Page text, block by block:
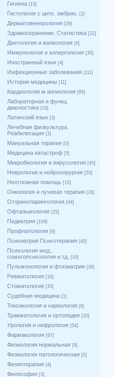
Гигиена [15]
Гистология с цито. эмбрио. [2]
Дерматовенерология [29]
Здравоохранение. Статистика [22]
Диетология и валеология [6]
Иммунология и аллергология [30]
Иностранный язык [4]
Инфекционные заболевания [111]
История медицины [11]
Кардиология м ангиология [86]
Лабораторная и функц.
диагностика [16]
Латинский язык [3]
Лечебная физкультура.
Реабилитация [3]
Мануальная терапия [0]
Медицина катастроф [5]
Микробиология и вирусология [45]
Неврология и нейрохирургия [55]
Неотложная помощь [10]
Онкология и лучевая терапия [28]
Оториноларингология [44]
Офтальмология [25]
Педиатрия [109]
Профпатология [9]
Психиатрия Психотерапия [40]
Психология мед.,
соматопсихология и тд.
[19]
Пульмонология и фтизиатрия [39]
Ревматология [16]
Стоматология [35]
Судебная медицина [1]
Токсикология и наркология [6]
Травматология и ортопедия [20]
Урология и нефрология [54]
Фармакология [67]
Физиология нормальная [9]
Физиология патологическая [5]
Физиотерапия [4]
Философия [3]